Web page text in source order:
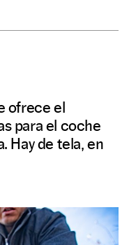
ofrece el
para el coche
Hay de tela, en